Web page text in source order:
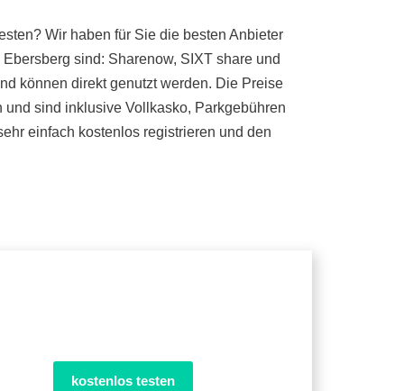
Wir haben für Sie die besten Anbieter
sind: Sharenow, SIXT share und
können direkt genutzt werden. Die Preise
sind inklusive Vollkasko, Parkgebühren
einfach kostenlos registrieren und den
kostenlos testen